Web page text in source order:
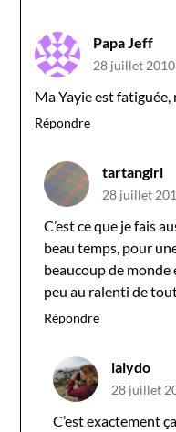
Papa Jeff
28 juillet
Ma Yayie est
Répondre
tartangirl
28 juillet
C’est ce que je fais
beau temps, pour
beaucoup de monde
peu au ralenti de
Répondre
lalydo
28 juillet
C’est exactement